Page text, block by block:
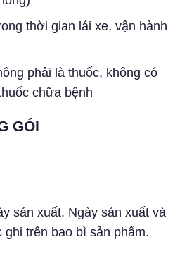
thời gian lái xe, vận hành
phải là thuốc, không có
chữa bệnh
GÓI
sản xuất. Ngày sản xuất và
trên bao bì sản phẩm.